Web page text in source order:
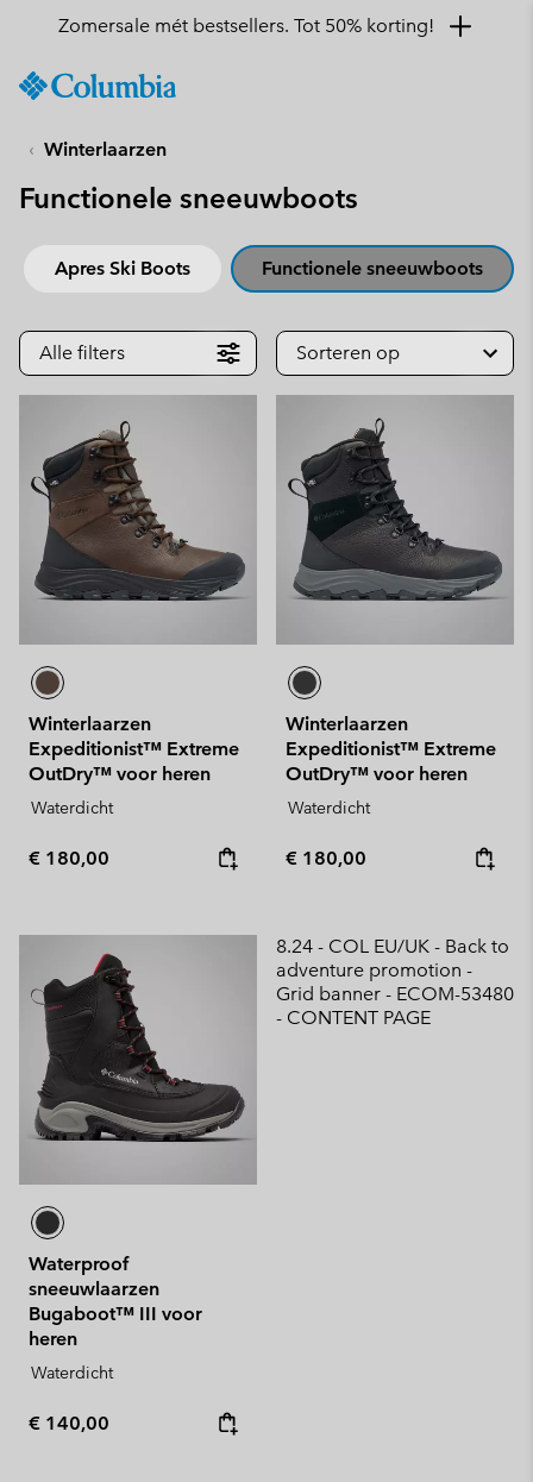
TO
SKIP
MAIN
SKIP
Zomersale mét bestsellers. Tot 50% korting!
Winterlaarzen
Functionele sneeuwboots
Apres Ski Boots Functionele sneeuwboots
Alle filters Sorteren op
Winterlaarzen
Expeditionist™ Extreme
OutDry™ voor heren
Waterdicht
Regular price:
€ 180,00
Winterlaarzen
Expeditionist™ Extreme
OutDry™ voor heren
Waterdicht
Regular price:
€ 180,00
Waterproof
sneeuwlaarzen
Bugaboot™ III voor
heren
Waterdicht
Regular price:
€ 140,00
8.24 - COL EU/UK - Back to
adventure promotion -
Grid banner - ECOM-53480
- CONTENT PAGE